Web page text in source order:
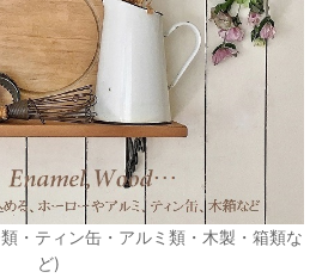
・ティン缶・アルミ類・木製・箱類な
ど)